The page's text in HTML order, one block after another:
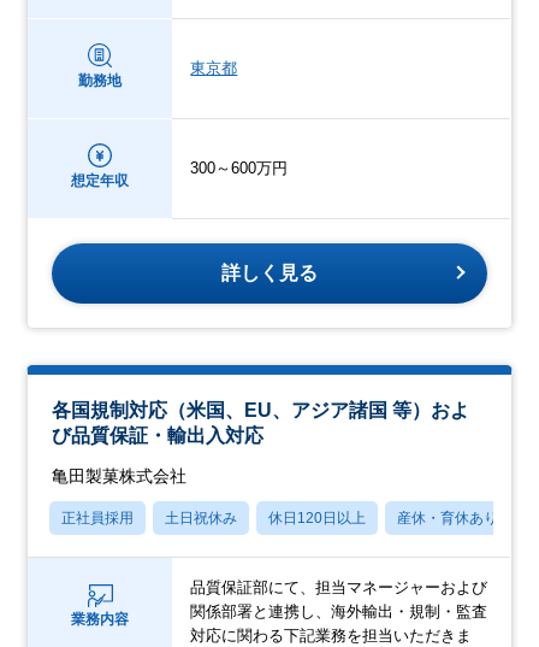
勤務地
東京都
想定年収
300～600万円
詳しく見る
各国規制対応（米国、EU、アジア諸国 等）およ
び品質保証・輸出入対応
亀田製菓株式会社
正社員採用 土日祝休み 休日120日以上 産休・育休あり
業務内容
品質保証部にて、担当マネージャーおよび
関係部署と連携し、海外輸出・規制・監査
対応に関わる下記業務を担当いただきま